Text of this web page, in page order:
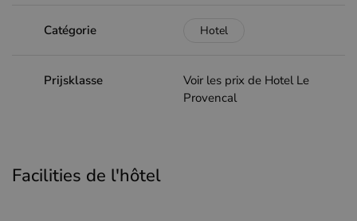
Catégorie Hotel
Prijsklasse
Voir les prix de Hotel Le
Provencal
Facilities de l'hôtel